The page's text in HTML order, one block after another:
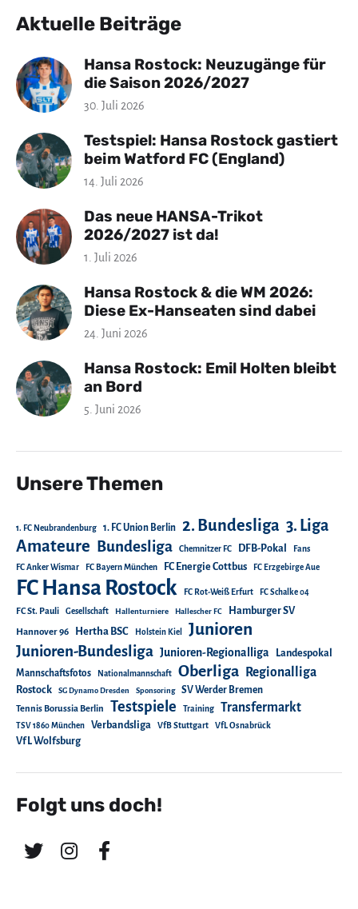
Aktuelle Beiträge
Hansa Rostock: Neuzugänge für
die Saison 2026/2027
30. Juli 2026
Testspiel: Hansa Rostock gastiert
beim Watford FC (England)
14. Juli 2026
Das neue HANSA-Trikot
2026/2027 ist da!
1. Juli 2026
Hansa Rostock & die WM 2026:
Diese Ex-Hanseaten sind dabei
24. Juni 2026
Hansa Rostock: Emil Holten bleibt
an Bord
5. Juni 2026
Unsere Themen
1. FC Neubrandenburg 1. FC Union Berlin 2. Bundesliga 3. Liga
Amateure Bundesliga Chemnitzer FC DFB-Pokal Fans
FC Anker Wismar FC Bayern München FC Energie Cottbus FC Erzgebirge Aue
FC Hansa Rostock FC Rot-Weiß Erfurt FC Schalke 04
FC St. Pauli Gesellschaft Hallenturniere Hallescher FC Hamburger SV
Hannover 96 Hertha BSC Holstein Kiel Junioren
Junioren-Bundesliga Junioren-Regionalliga
Landespokal
Mannschaftsfotos
Nationalmannschaft Oberliga Regionalliga
Rostock SG Dynamo Dresden Sponsoring SV Werder Bremen
Tennis Borussia Berlin Testspiele Training Transfermarkt
TSV 1860 München Verbandsliga VfB Stuttgart VfL Osnabrück
VfL Wolfsburg
Folgt uns doch!